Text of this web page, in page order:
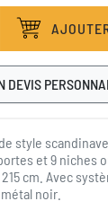
DEVIS
style
et 9 niches
215 cm. Avec
noir.